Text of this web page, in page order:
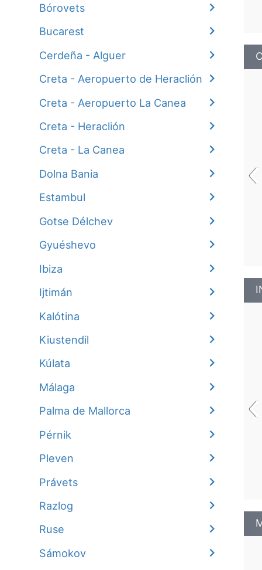
Bórovеts
Bucarest
Cerdeña - Alguer
Creta - Aeropuerto de Heraclión
Creta - Aeropuerto La Canea
Creta - Heraclión
Creta - La Canea
Dolna Bania
Estambul
Gotse Délchev
Gyuéshevo
Ibiza
Ijtimán
Kalótina
Kiustendil
Kúlata
Málaga
Palma de Mallorca
Pérnik
Pleven
Právets
Razlog
Ruse
Sámokov
‹
‹